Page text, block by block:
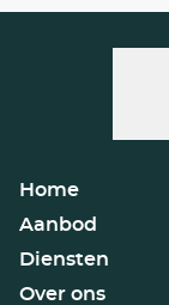
Home
Aanbod
Diensten
Over ons